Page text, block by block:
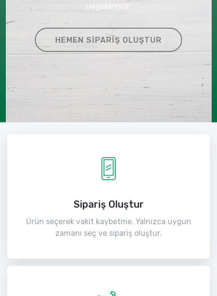
uygulanıyor.
HEMEN SIPARIŞ OLUŞTUR
Sipariş Oluştur
Ürün seçerek vakit kaybetme. Yalnızca uygun
zamanı seç ve sipariş oluştur.